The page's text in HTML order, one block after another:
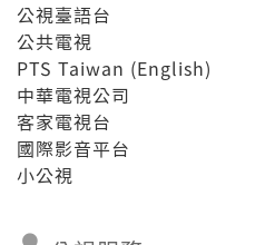
公視臺語台
公共電視
PTS Taiwan (English)
中華電視公司
客家電視台
國際影音平台
小公視